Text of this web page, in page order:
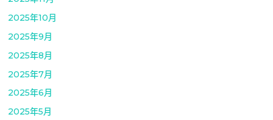
2025年10月
2025年9月
2025年8月
2025年7月
2025年6月
2025年5月